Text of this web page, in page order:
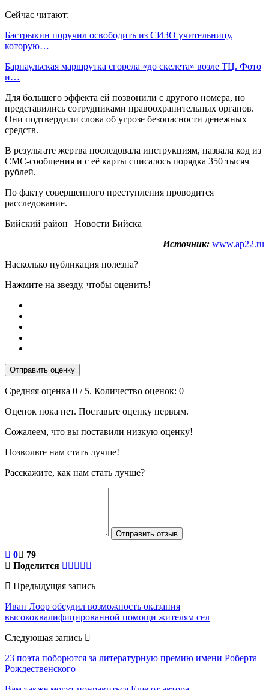
Сейчас читают:
Бастрыкин поручил освободить из СИЗО учительницу,
которую…
Барнаульская маршрутка сгорела «до скелета» возле ТЦ. Фото
и…
Для большего эффекта ей позвонили с другого номера, но
представились сотрудниками правоохранительных органов.
Они подтвердили слова об угрозе безопасности денежных
средств.
В результате жертва последовала инструкциям, назвала код из
СМС-сообщения и с её карты списалось порядка 350 тысяч
рублей.
По факту совершенного преступления проводится
расследование.
Бийский район | Новости Бийска
Источник: www.ap22.ru
Насколько публикация полезна?
Нажмите на звезду, чтобы оценить!
Отправить оценку
Средняя оценка 0 / 5. Количество оценок: 0
Оценок пока нет. Поставьте оценку первым.
Сожалеем, что вы поставили низкую оценку!
Позвольте нам стать лучше!
Расскажите, как нам стать лучше?
Отправить отзыв
0
79
Поделится
Предыдущая запись
Иван Лоор обсудил возможность оказания
высококвалифицированной помощи жителям сел
Следующая запись
23 поэта поборются за литературную премию имени Роберта
Рождественского